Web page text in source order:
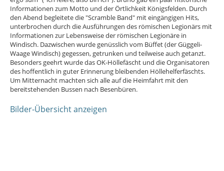
Informationen zum Motto und der Örtlichkeit Königsfelden. Durch
den Abend begleitete die "Scramble Band" mit eingängigen Hits,
unterbrochen durch die Ausführungen des römischen Legionärs mit
Informationen zur Lebensweise der römischen Legionäre in
Windisch. Dazwischen wurde genüsslich vom Büffet (der Güggeli-
Waage Windisch) gegessen, getrunken und teilweise auch getanzt.
Besonders geehrt wurde das OK-Höllefäscht und die Organisatoren
des hoffentlich in guter Erinnerung bleibenden Höllehelferfäschts.
Um Mitternacht machten sich alle auf die Heimfahrt mit den
bereitstehenden Bussen nach Besenbüren.
Bilder-Übersicht anzeigen